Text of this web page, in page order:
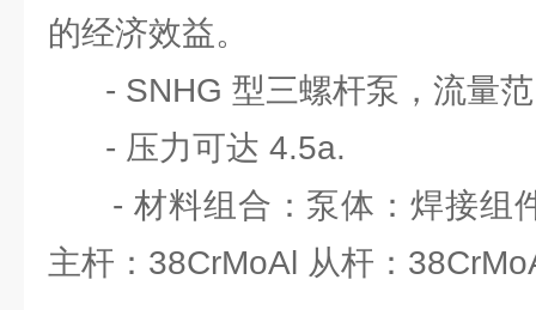
的经济效益。
- SNHG 型三螺杆泵，流量范
- 压力可达 4.5a.
- 材料组合：泵体：焊接组
主杆：38CrMoAl 从杆：